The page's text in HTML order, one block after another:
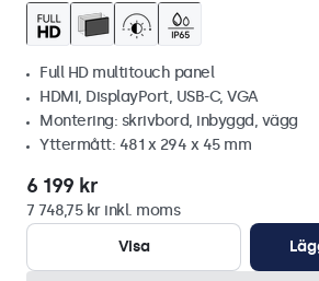
Full HD multitouch panel
HDMI, DisplayPort, USB-C, VGA
Montering: skrivbord, inbyggd, vägg
Yttermått: 481 x 294 x 45 mm
6 199 kr
7 748,75 kr inkl. moms
Visa